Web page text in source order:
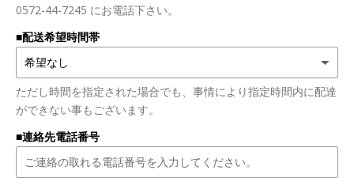
0572-44-7245 にお電話下さい。
■配送希望時間帯
ただし時間を指定された場合でも、事情により指定時間内に配達
ができない事もございます。
■連絡先電話番号